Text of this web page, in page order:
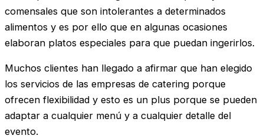
comensales que son intolerantes a determinados
alimentos y es por ello que en algunas ocasiones
elaboran platos especiales para que puedan ingerirlos.
Muchos clientes han llegado a afirmar que han elegido
los servicios de las empresas de catering porque
ofrecen flexibilidad y esto es un plus porque se pueden
adaptar a cualquier menú y a cualquier detalle del
evento.